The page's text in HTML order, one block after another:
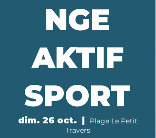
NGE
AKTIF
SPORT
dim. 26 oct.
Plage Le Petit
Travers